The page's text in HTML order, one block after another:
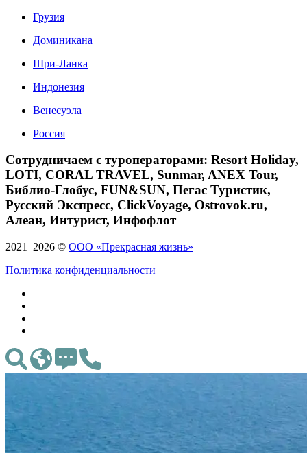
Грузия
Доминикана
Шри-Ланка
Индонезия
Венесуэла
Россия
Сотрудничаем с туроператорами: Resort Holiday,
LOTI, CORAL TRAVEL, Sunmar, ANEX Tour,
Библио-Глобус, FUN&SUN, Пегас Туристик,
Русский Экспресс, ClickVoyage, Ostrovok.ru,
Алеан, Интурист, Инфофлот
2021–2026 © ООО «Прекрасная жизнь»
Политика конфиденциальности